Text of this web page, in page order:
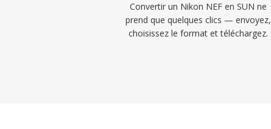
Convertir un Nikon NEF en SUN ne
prend que quelques clics — envoyez,
choisissez le format et téléchargez.